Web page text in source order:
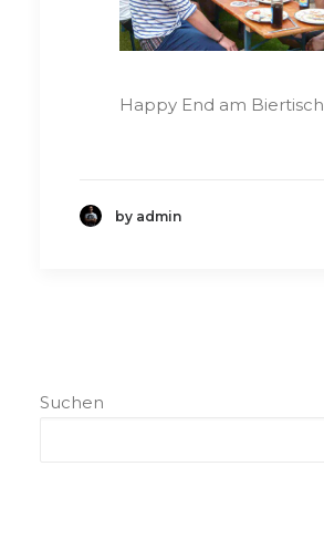
Happy End am Biertisch
by admin
Suchen